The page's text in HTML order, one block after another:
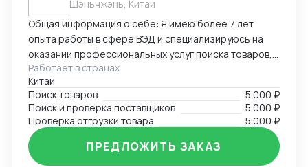
Шэньчжэнь, Китай
Общая информация о себе: Я имею более 7 лет
опыта работы в сфере ВЭД и специализируюсь на
оказании профессиональных услуг поиска товаров,
поставщиков и проверке отгрузки в Китае. Мой опыт
и знания в области ВЭД позволяют мне эффективно
справляться с различными задачами, связанными с
международной торговлей. Я стремлюсь к
достижению высоких результатов, обеспечивая
клиентам надежность, точность и качество услуг.
Заказывая мои услуги, клиенты получают
Работает в странах
Китай
Поиск товаров
5 000 ₽
Поиск и проверка поставщиков
5 000 ₽
Проверка отгрузки товара
5 000 ₽
ПРЕДЛОЖИТЬ ЗАКАЗ